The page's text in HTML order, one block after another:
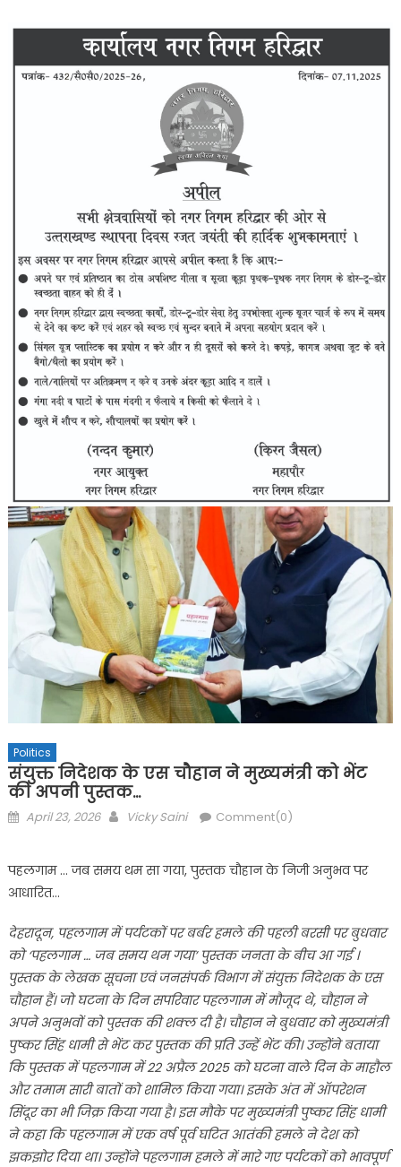
Politics
संयुक्त निदेशक के एस चौहान ने मुख्यमंत्री को भेंट
की अपनी पुस्तक…
Posted
April 23, 2026 Author
Vicky Saini Comment(0)
पहलगाम … जब समय थम सा गया, पुस्तक चौहान के निजी अनुभव पर
आधारित…
देहरादून, पहलगाम में पर्यटकों पर बर्बर हमले की पहली बरसी पर बुधवार
को ‘पहलगाम … जब समय थम गया’ पुस्तक जनता के बीच आ गई ।
पुस्तक के लेखक सूचना एवं जनसंपर्क विभाग में संयुक्त निदेशक के एस
चौहान हैं। जो घटना के दिन सपरिवार पहलगाम में मौजूद थे, चौहान ने
अपने अनुभवों को पुस्तक की शक्ल दी है। चौहान ने बुधवार को मुख्यमंत्री
पुष्कर सिंह धामी से भेंट कर पुस्तक की प्रति उन्हें भेंट की। उन्होंने बताया
कि पुस्तक में पहलगाम में 22 अप्रैल 2025 को घटना वाले दिन के माहौल
और तमाम सारी बातों को शामिल किया गया। इसके अंत में ऑपरेशन
सिंदूर का भी जिक्र किया गया है। इस मौके पर मुख्यमंत्री पुष्कर सिंह धामी
ने कहा कि पहलगाम में एक वर्ष पूर्व घटित आतंकी हमले ने देश को
झकझोर दिया था। उन्होंने पहलगाम हमले में मारे गए पर्यटकों को भावपूर्ण